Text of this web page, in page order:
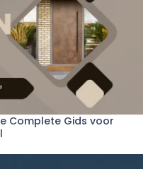
Complete Gids voor